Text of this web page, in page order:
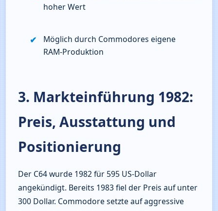
hoher Wert
Möglich durch Commodores eigene
RAM‑Produktion
3. Markteinführung 1982:
Preis, Ausstattung und
Positionierung
Der C64 wurde 1982 für 595 US‑Dollar
angekündigt. Bereits 1983 fiel der Preis auf unter
300 Dollar. Commodore setzte auf aggressive